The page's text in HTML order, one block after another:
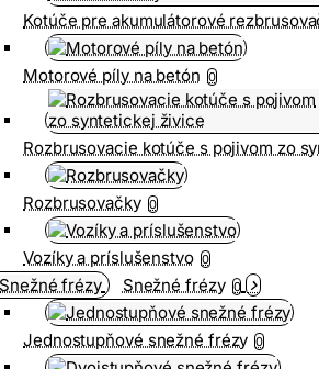
Kotúče pre akumulátorové
Motorové píly na betón 0
Rozbrusovacie kotúče s pojivom zo
Rozbrusovačky 0
Vozíky a príslušenstvo 0
Snežné frézy 0
Jednostupňové snežné frézy 0